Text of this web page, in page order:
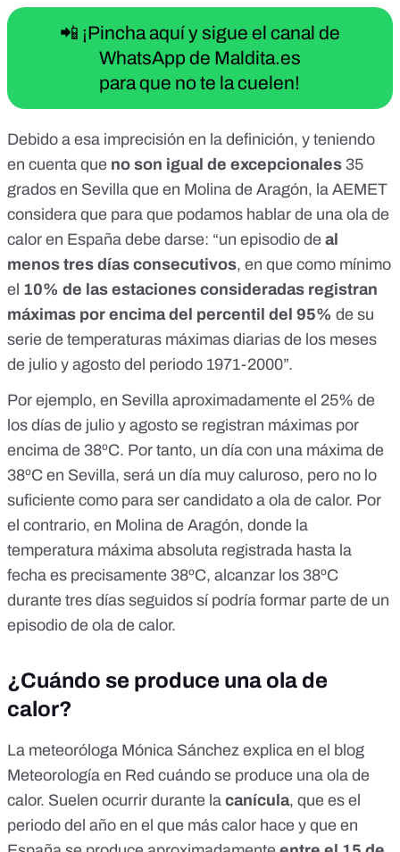
📲 ¡Pincha aquí y sigue el canal de
WhatsApp de Maldita.es
para que no te la cuelen!
Debido a esa imprecisión en la definición, y teniendo
en cuenta que no son igual de excepcionales 35
grados en Sevilla que en Molina de Aragón, la AEMET
considera que para que podamos hablar de una ola de
calor en España debe darse: “un episodio de al
menos tres días consecutivos, en que como mínimo
el 10% de las estaciones consideradas registran
máximas por encima del percentil del 95% de su
serie de temperaturas máximas diarias de los meses
de julio y agosto del periodo 1971-2000”.
Por ejemplo, en Sevilla aproximadamente el 25% de
los días de julio y agosto se registran máximas por
encima de 38ºC. Por tanto, un día con una máxima de
38ºC en Sevilla, será un día muy caluroso, pero no lo
suficiente como para ser candidato a ola de calor. Por
el contrario, en Molina de Aragón, donde la
temperatura máxima absoluta registrada hasta la
fecha es precisamente 38ºC, alcanzar los 38ºC
durante tres días seguidos sí podría formar parte de un
episodio de ola de calor.
¿Cuándo se produce una ola de
calor?
La meteoróloga Mónica Sánchez explica en el blog
Meteorología en Red cuándo se produce una ola de
calor. Suelen ocurrir durante la canícula, que es el
periodo del año en el que más calor hace y que en